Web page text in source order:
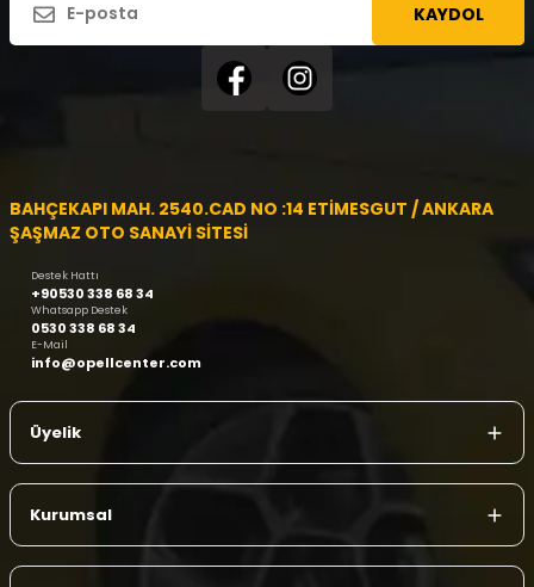
KAYDOL
BAHÇEKAPI MAH. 2540.CAD NO :14 ETİMESGUT / ANKARA
ŞAŞMAZ OTO SANAYİ SİTESİ
Destek Hattı
+90530 338 68 34
Whatsapp Destek
0530 338 68 34
E-Mail
info@opellcenter.com
Üyelik
Kurumsal